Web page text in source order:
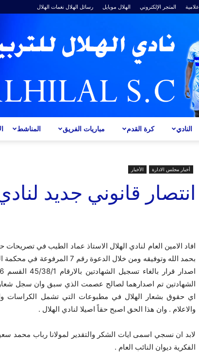
المتجر الإلكتروني الهلال موبايل رسائل الهلال نغمات الهلال
المناشط مباريات الفريق كرة القدم النادي
أخبار مجلس الادارة الأخبار
انتصار قانوني جديد
افاد الامين العام لنادي الهلال الاستاذ عماد الطيب في تصريحات
بحمد الله وتوفيقه ومن خلال
الشهادتين تم اصدارهما لصالح عصمت الذي سبق وان سجل شعار
اي حقوق بشعار الهلال في مطبوعات التي تشمل الكراسات
والاعلام . وان هذا الحق اصبح حقاً اصيلا لنادي الهلال .
لابد ان نسجي اسمى ايات الشكر والتقدير لمولانا رباب محمد
الفكرية ديوان النائب العام .